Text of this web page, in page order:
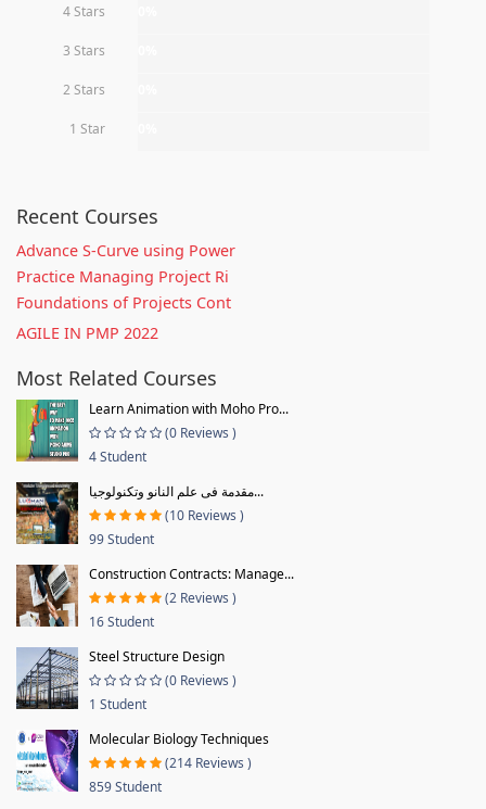
4 Stars
3 Stars
2 Stars
1 Star
Recent Courses
Advance S-Curve using Power
Practice Managing Project Ri
Foundations of Projects Cont
AGILE IN PMP 2022
Most Related Courses
Learn Animation with Moho Pro...
(0 Reviews )
4 Student
مقدمة فى علم النانو وتكنولوجيا...
(10 Reviews )
99 Student
Construction Contracts: Manage...
(2 Reviews )
16 Student
Steel Structure Design
(0 Reviews )
1 Student
Molecular Biology Techniques
(214 Reviews )
859 Student